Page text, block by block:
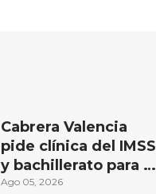
Cabrera Valencia
pide clínica del IMSS
y bachillerato para la
zona oriente de San
Ago 05, 2026